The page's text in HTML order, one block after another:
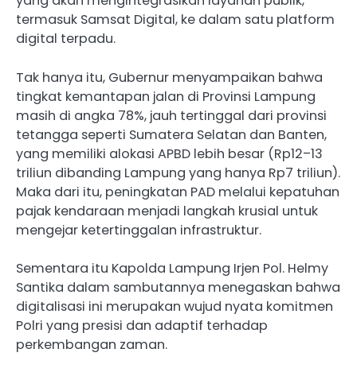
termasuk Samsat Digital, ke dalam satu platform
digital terpadu.
Tak hanya itu, Gubernur menyampaikan bahwa
tingkat kemantapan jalan di Provinsi Lampung
masih di angka 78%, jauh tertinggal dari provinsi
tetangga seperti Sumatera Selatan dan Banten,
yang memiliki alokasi APBD lebih besar (Rp12–13
triliun dibanding Lampung yang hanya Rp7 triliun).
Maka dari itu, peningkatan PAD melalui kepatuhan
pajak kendaraan menjadi langkah krusial untuk
mengejar ketertinggalan infrastruktur.
Sementara itu Kapolda Lampung Irjen Pol. Helmy
Santika dalam sambutannya menegaskan bahwa
digitalisasi ini merupakan wujud nyata komitmen
Polri yang presisi dan adaptif terhadap
perkembangan zaman.